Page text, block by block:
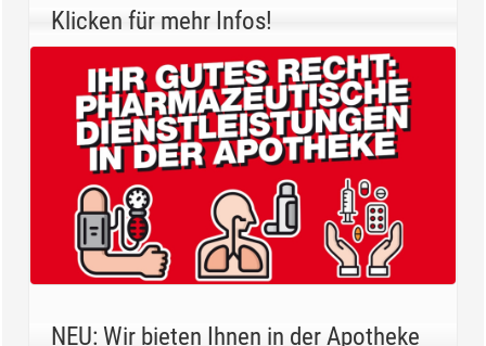
Klicken für mehr Infos!
NEU: Wir bieten Ihnen in der Apotheke